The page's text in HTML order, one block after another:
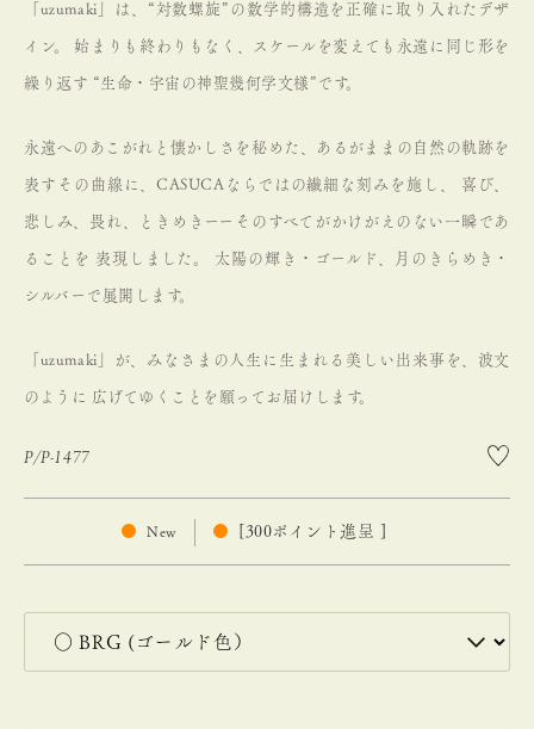
「uzumaki」は、“対数螺旋”の数学的構造を正確に取り入れたデザ
イン。 始まりも終わりもなく、スケールを変えても永遠に同じ形を
繰り返す “生命・宇宙の神聖幾何学文様”です。
永遠へのあこがれと懐かしさを秘めた、あるがままの自然の軌跡を
表すその曲線に、CASUCAならではの繊細な刻みを施し、 喜び、
悲しみ、畏れ、ときめきーーそのすべてがかけがえのない一瞬であ
ることを 表現しました。 太陽の輝き・ゴールド、月のきらめき・
シルバーで展開します。
「uzumaki」が、みなさまの人生に生まれる美しい出来事を、波文
のように 広げてゆくことを願ってお届けします。
P/P-1477
New 300ポイント進呈 ]